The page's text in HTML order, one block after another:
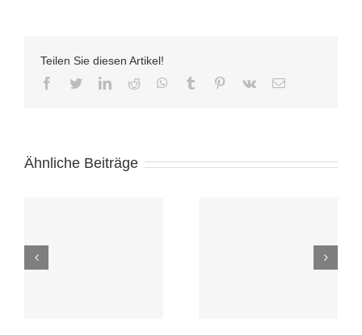
Teilen Sie diesen Artikel!
facebooktwitterlinkedinreddit whatsapp
tumblr pinterest
vk
E-
Ähnliche Beiträge
NGZ: Heike Troles